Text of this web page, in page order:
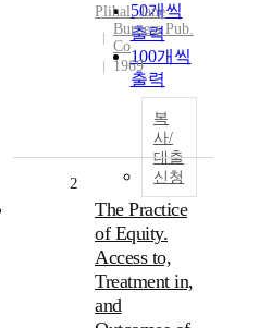
50개씩
출력
100개씩
출력
Plihal, Jane
Burgess Pub.
Co
1969
복
사/
대출
신청
2
The Practice
of Equity.
Access to,
Treatment in,
and